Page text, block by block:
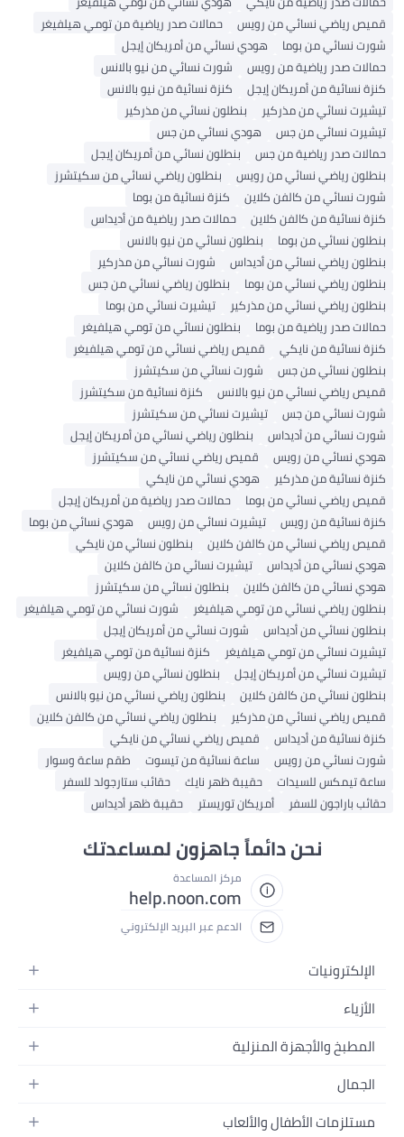
قميص رياضي نسائي من رويس
حمالات صدر رياضية من تومي هيلفيغر
شورت نسائي من بوما
هودي نسائي من أمريكان إيجل
حمالات صدر رياضية من رويس
شورت نسائي من نيو بالانس
كنزة نسائية من أمريكان إيجل
كنزة نسائية من نيو بالانس
تيشيرت نسائي من مذركير
بنطلون نسائي من مذركير
تيشيرت نسائي من جس
هودي نسائي من جس
حمالات صدر رياضية من جس
بنطلون نسائي من أمريكان إيجل
بنطلون رياضي نسائي من رويس
بنطلون رياضي نسائي من سكيتشرز
شورت نسائي من كالفن كلاين
كنزة نسائية من بوما
كنزة نسائية من كالفن كلاين
حمالات صدر رياضية من أديداس
بنطلون نسائي من بوما
بنطلون نسائي من نيو بالانس
بنطلون رياضي نسائي من أديداس
شورت نسائي من مذركير
بنطلون رياضي نسائي من بوما
بنطلون رياضي نسائي من جس
بنطلون رياضي نسائي من مذركير
تيشيرت نسائي من بوما
حمالات صدر رياضية من بوما
بنطلون نسائي من تومي هيلفيغر
كنزة نسائية من نايكي
قميص رياضي نسائي من تومي هيلفيغر
بنطلون نسائي من جس
شورت نسائي من سكيتشرز
قميص رياضي نسائي من نيو بالانس
كنزة نسائية من سكيتشرز
شورت نسائي من جس
تيشيرت نسائي من سكيتشرز
شورت نسائي من أديداس
بنطلون رياضي نسائي من أمريكان إيجل
هودي نسائي من رويس
قميص رياضي نسائي من سكيتشرز
كنزة نسائية من مذركير
هودي نسائي من نايكي
قميص رياضي نسائي من بوما
حمالات صدر رياضية من أمريكان إيجل
كنزة نسائية من رويس
تيشيرت نسائي من رويس
هودي نسائي من بوما
قميص رياضي نسائي من كالفن كلاين
بنطلون نسائي من نايكي
هودي نسائي من أديداس
تيشيرت نسائي من كالفن كلاين
هودي نسائي من كالفن كلاين
بنطلون نسائي من سكيتشرز
بنطلون رياضي نسائي من تومي هيلفيغر
شورت نسائي من تومي هيلفيغر
بنطلون نسائي من أديداس
شورت نسائي من أمريكان إيجل
تيشيرت نسائي من تومي هيلفيغر
كنزة نسائية من تومي هيلفيغر
تيشيرت نسائي من أمريكان إيجل
بنطلون نسائي من رويس
بنطلون نسائي من كالفن كلاين
بنطلون رياضي نسائي من نيو بالانس
قميص رياضي نسائي من مذركير
بنطلون رياضي نسائي من كالفن كلاين
كنزة نسائية من أديداس
قميص رياضي نسائي من نايكي
شورت نسائي من رويس
ساعة نسائية من تيسوت
طقم ساعة وسوار
ساعة تيمكس للسيدات
حقيبة ظهر نايك
حقائب ستارجولد للسفر
حقائب باراجون للسفر
أمريكان توريستر حقيبة ظهر أديداس
نحن دائماً جاهزون لمساعدتك
مركز المساعدة
help.noon.com
الدعم عبر البريد الإلكتروني
الإلكترونيات
الجوالات
اللابتوبات
الأجهزة المنزلية
الأزياء
أزياء نسائية
أزياء البنات
أزياء الأولاد
المطبخ والأجهزة المنزلية
الحمام
المطبخ والسفرة
الجمال
العطور
مستلزمات الأطفال والألعاب